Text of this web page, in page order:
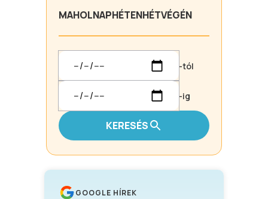
MAHOLNAPHÉTENHÉTVÉGÉN
-tól
-ig
KERESÉS
GOOGLE HÍREK